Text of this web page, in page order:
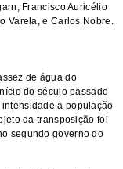
Francisco Auricélio
Varela, e Carlos Nobre.
de água do
do século passado
a população
da transposição foi
segundo governo do